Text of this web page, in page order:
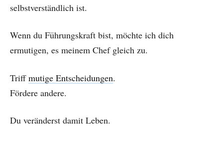
selbstverständlich ist.
Wenn du Führungskraft bist, möchte ich dich
ermutigen, es meinem Chef gleich zu.
Triffmutige Entscheidungen.
Fördere andere.
Du veränderst damit Leben.